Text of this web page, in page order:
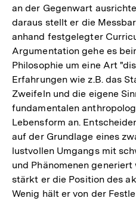
an der Gegenwart
daraus stellt er die
anhand festgelegter
Argumentation gehe es
Philosophie um eine Art
Erfahrungen wie z.B. das
Zweifeln und die eigene
fundamentalen
Lebensform an.
auf der Grundlage eines
lustvollen Umgangs mit
und Phänomenen
stärkt er die Position des
Wenig hält er von der